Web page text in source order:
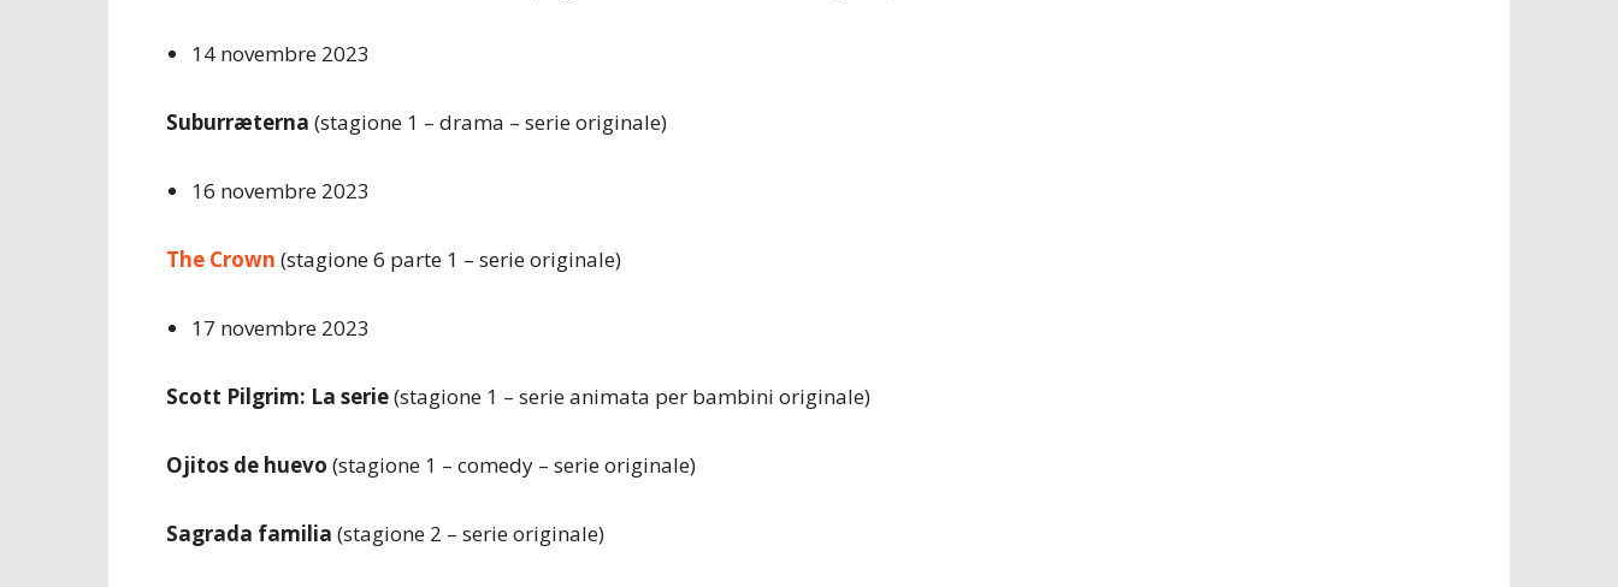
14 novembre 2023
Suburræterna (stagione 1 – drama – serie originale)
16 novembre 2023
The Crown (stagione 6 parte 1 – serie originale)
17 novembre 2023
Scott Pilgrim: La serie(stagione 1 – serie animata per bambini originale)
Ojitos de huevo (stagione 1 – comedy – serie originale)
Sagrada familia (stagione 2 – serie originale)